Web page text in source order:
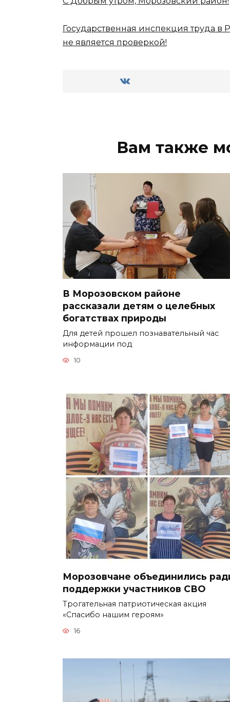
Государственная инспекция труда в
не является проверкой!
Вам также
В Морозовском районе
рассказали детям о целебных
богатствах природы
Для детей прошел познавательный час
информации под
10
Морозовчане объединились
поддержки участников СВО
Трогательная патриотическая акция
«Спасибо нашим героям»
16